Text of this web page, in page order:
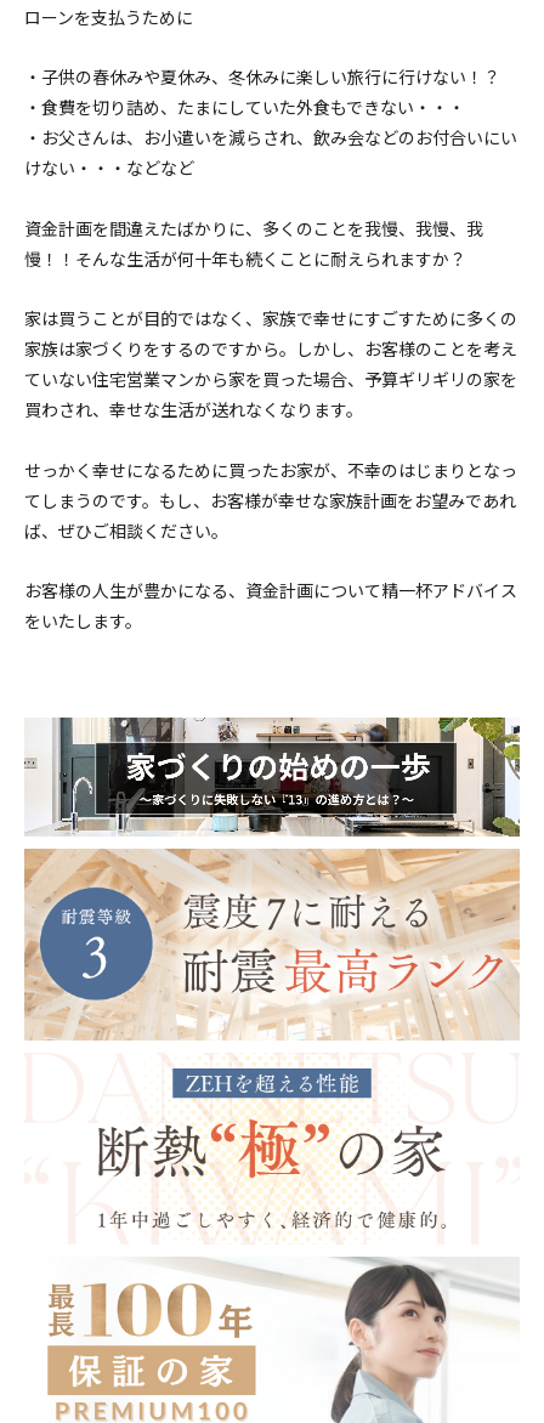
ローンを支払うために
・子供の春休みや夏休み、冬休みに楽しい旅行に行けない！？
・食費を切り詰め、たまにしていた外食もできない・・・
・お父さんは、お小遣いを減らされ、飲み会などのお付合いにい
けない・・・などなど
資金計画を間違えたばかりに、多くのことを我慢、我慢、我
慢！！そんな生活が何十年も続くことに耐えられますか？
家は買うことが目的ではなく、家族で幸せにすごすために多くの
家族は家づくりをするのですから。しかし、お客様のことを考え
ていない住宅営業マンから家を買った場合、予算ギリギリの家を
買わされ、幸せな生活が送れなくなります。
せっかく幸せになるために買ったお家が、不幸のはじまりとなっ
てしまうのです。もし、お客様が幸せな家族計画をお望みであれ
ば、ぜひご相談ください。
お客様の人生が豊かになる、資金計画について精一杯アドバイス
をいたします。